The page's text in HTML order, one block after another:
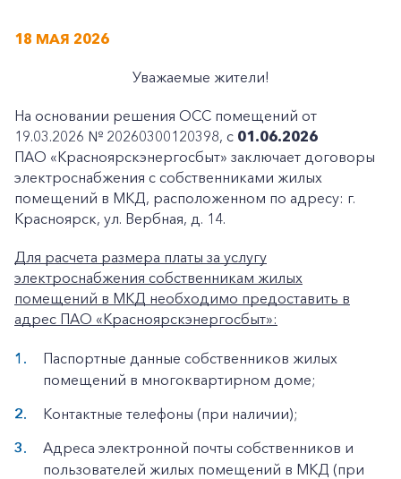
18 МАЯ 2026
Уважаемые жители!
На основании решения ОСС помещений от
19.03.2026 № 20260300120398, с 01.06.2026
ПАО «Красноярскэнергосбыт» заключает договоры
электроснабжения с собственниками жилых
помещений в МКД, расположенном по адресу: г.
Красноярск, ул. Вербная, д. 14.
Для расчета размера платы за услугу
электроснабжения собственникам жилых
помещений в МКД необходимо предоставить в
адрес ПАО «Красноярскэнергосбыт»:
Паспортные данные собственников жилых
помещений в многоквартирном доме;
Контактные телефоны (при наличии);
Адреса электронной почты собственников и
пользователей жилых помещений в МКД (при